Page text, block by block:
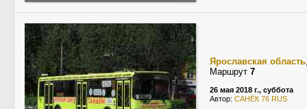
Ярославская область
Маршрут 7
26 мая 2018 г., суббота
Автор: САНЁК 76 RUS